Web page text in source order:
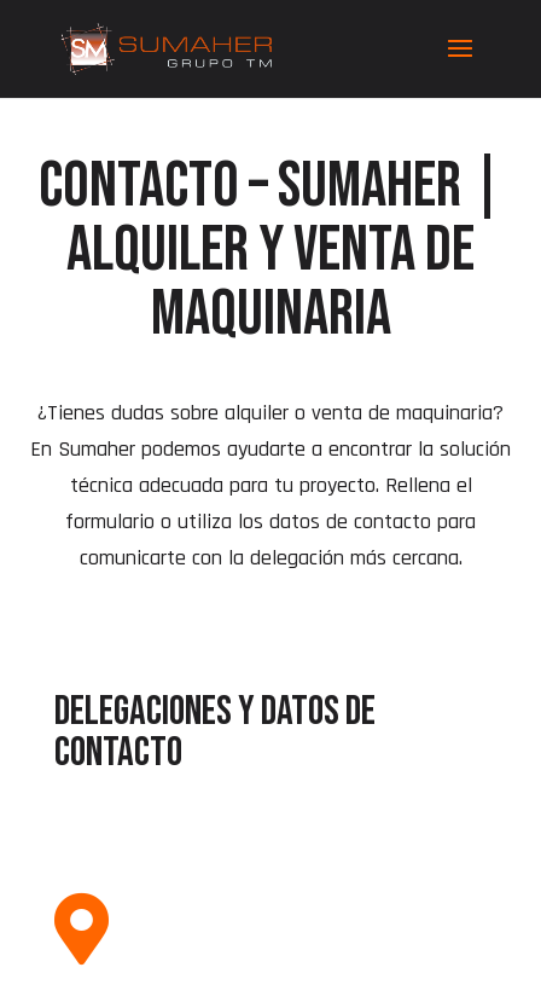
Contacto – Sumaher |
Alquiler y venta de
maquinaria
¿Tienes dudas sobre alquiler o venta de maquinaria?
En Sumaher podemos ayudarte a encontrar la solución
técnica adecuada para tu proyecto. Rellena el
formulario o utiliza los datos de contacto para
comunicarte con la delegación más cercana.
Delegaciones y datos de
contacto
